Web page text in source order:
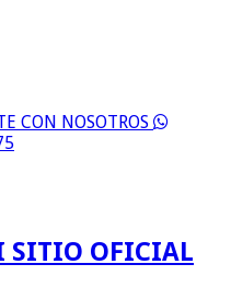
CON NOSOTROS
SITIO OFICIAL